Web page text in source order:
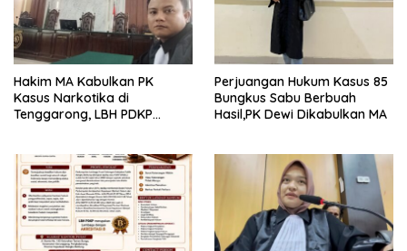
Hakim MA Kabulkan PK
Kasus Narkotika di
Tenggarong, LBH PDKP
Berkeadilan
Perjuangan Hukum Kasus 85
Bungkus Sabu Berbuah
Hasil,PK Dewi Dikabulkan MA